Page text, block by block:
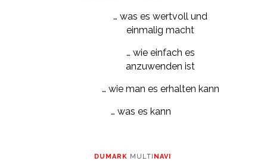
… was es wertvoll und
einmalig macht
… wie einfach es
anzuwenden ist
… wie man es erhalten kann
… was es kann
DUMARK MULTI NAVI